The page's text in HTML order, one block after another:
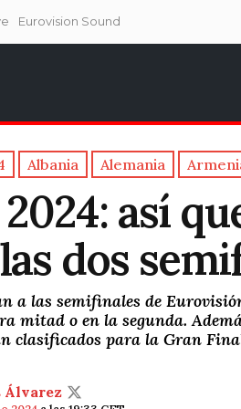
Eurovision Sound
Albania Alemania
así
dos
a las semifinales de
mitad o en la segunda.
clasificados para la Gran
Álvarez